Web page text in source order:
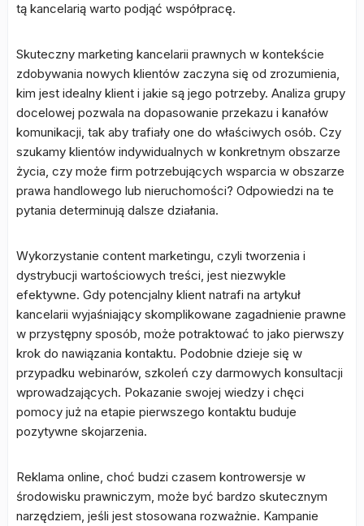
tą kancelarią warto podjąć współpracę.
Skuteczny marketing kancelarii prawnych w kontekście
zdobywania nowych klientów zaczyna się od zrozumienia,
kim jest idealny klient i jakie są jego potrzeby. Analiza grupy
docelowej pozwala na dopasowanie przekazu i kanałów
komunikacji, tak aby trafiały one do właściwych osób. Czy
szukamy klientów indywidualnych w konkretnym obszarze
życia, czy może firm potrzebujących wsparcia w obszarze
prawa handlowego lub nieruchomości? Odpowiedzi na te
pytania determinują dalsze działania.
Wykorzystanie content marketingu, czyli tworzenia i
dystrybucji wartościowych treści, jest niezwykle
efektywne. Gdy potencjalny klient natrafi na artykuł
kancelarii wyjaśniający skomplikowane zagadnienie prawne
w przystępny sposób, może potraktować to jako pierwszy
krok do nawiązania kontaktu. Podobnie dzieje się w
przypadku webinarów, szkoleń czy darmowych konsultacji
wprowadzających. Pokazanie swojej wiedzy i chęci
pomocy już na etapie pierwszego kontaktu buduje
pozytywne skojarzenia.
Reklama online, choć budzi czasem kontrowersje w
środowisku prawniczym, może być bardzo skutecznym
narzędziem, jeśli jest stosowana rozważnie. Kampanie